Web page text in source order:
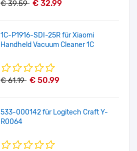
€ 39.59 € 32.99
1C-P1916-SDI-25R für Xiaomi
Handheld Vacuum Cleaner 1C
€ 61.19 € 50.99
533-000142 für Logitech Craft Y-
R0064